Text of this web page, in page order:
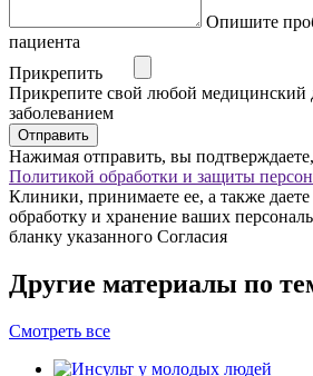
Опишите
пациента
Прикрепить
Прикрепите свой любой медицинский
заболеванием
Отправить
Нажимая отправить, вы
Политикой обработки и защиты
Клиники, принимаете ее, а также даете
обработку и хранение ваших
бланку указанного Согласия
Другие материалы по
Смотреть все